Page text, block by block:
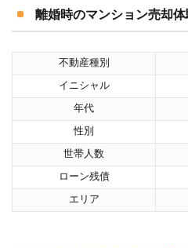
離婚時のマンション売却
不動産種別
イニシャル
年代
性別
世帯人数
ローン残債
エリア